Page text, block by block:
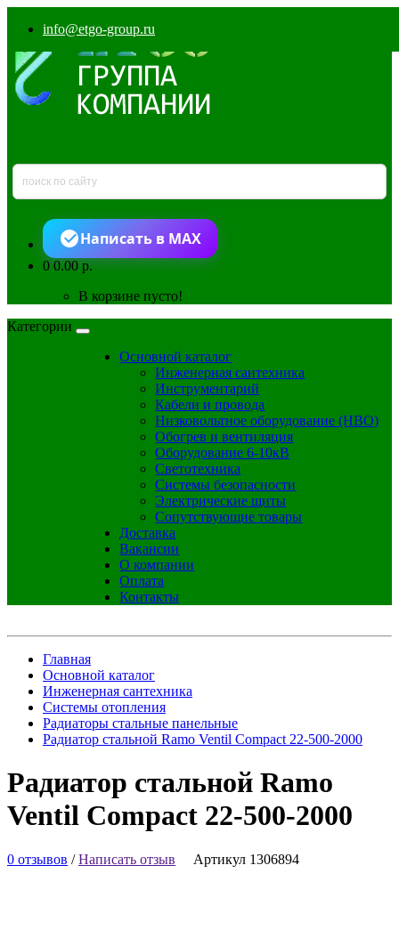
info@etgo-group.ru
Написать в MAX
00.00 р.
В корзине пусто!
Категории
Основной каталог
Инженерная сантехника
Инструментарий
Кабели и провода
Низковольтное оборудование (НВО)
Обогрев и вентиляция
Оборудование 6-10кВ
Светотехника
Системы безопасности
Электрические щиты
Сопутствующие товары
Доставка
Вакансии
О компании
Оплата
Контакты
Главная
Основной каталог
Инженерная сантехника
Системы отопления
Радиаторы стальные панельные
Радиатор стальной Ramo Ventil Compact 22-500-2000
Радиатор стальной Ramo
Ventil Compact 22-500-2000
0 отзывов /Написать отзыв Артикул 1306894